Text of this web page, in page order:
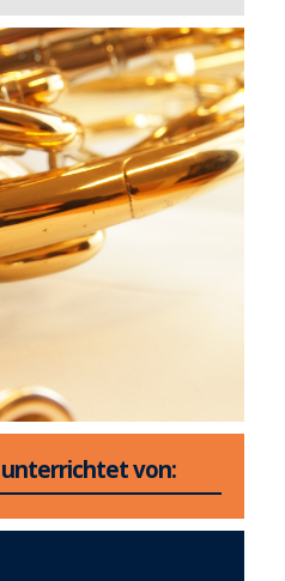
unterrichtet von: